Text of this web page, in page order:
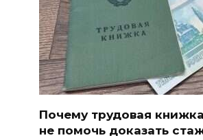
Почему трудовая
не помочь доказать